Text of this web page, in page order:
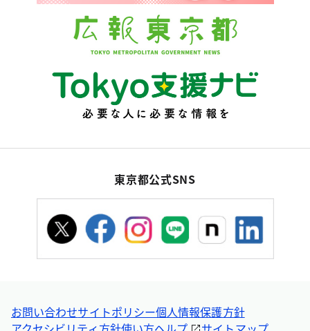
東京都公式SNS
お問い合わせサイトポリシー個人情報保護方針